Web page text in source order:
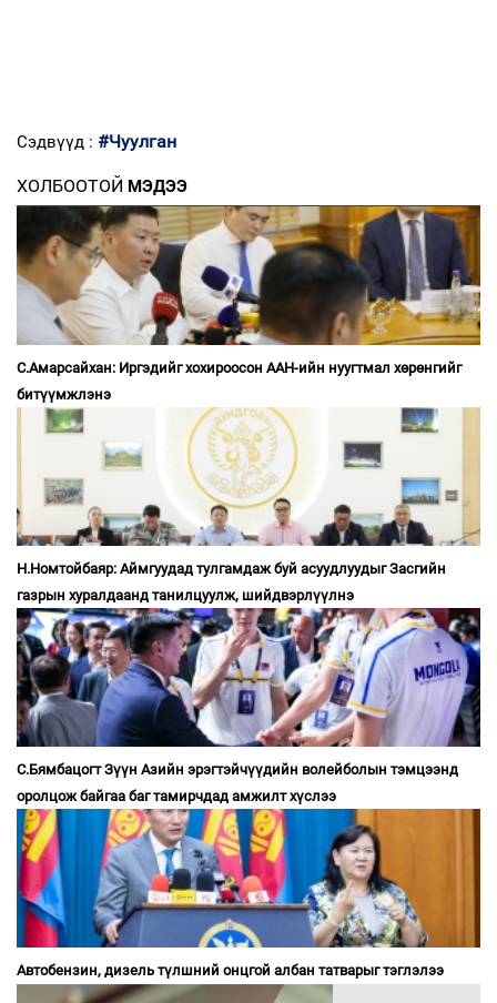
Сэдвүүд : #Чуулган
ХОЛБООТОЙ МЭДЭЭ
С.Амарсайхан: Иргэдийг хохироосон ААН-ийн нуугтмал хөрөнгийг
битүүмжлэнэ
Н.Номтойбаяр: Аймгуудад тулгамдаж буй асуудлуудыг Засгийн
газрын хуралдаанд танилцуулж, шийдвэрлүүлнэ
С.Бямбацогт Зүүн Азийн эрэгтэйчүүдийн волейболын тэмцээнд
оролцож байгаа баг тамирчдад амжилт хүслээ
Автобензин, дизель түлшний онцгой албан татварыг тэглэлээ